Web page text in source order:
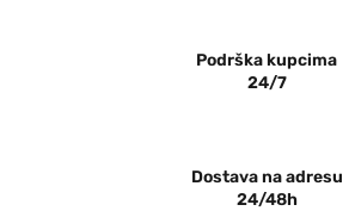
Podrška kupcima
24/7
Dostava na adresu
24/48h